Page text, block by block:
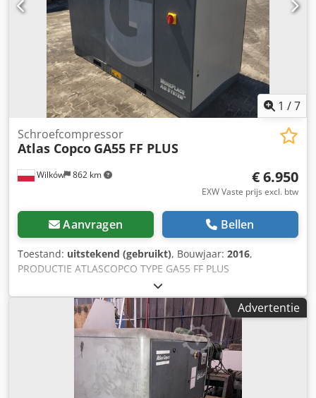
1 /7
Wilków 862 km
Schroefcompressor
Atlas Copco GA55 FF PLUS
€ 6.950
EXW Vaste prijs excl. btw
Aanvragen Bellen
Toestand: uitstekend (gebruikt), Bouwjaar: 2016,
PRODUCTIE ATLASCOPCO TYPE GA55 FF PLUS
SERIENUMMER API623768 JAAR 2016 VERMOGEN (kW) 55
CAPACITEIT (m3/min) 10,44 DRUK (bar) 8,25 UREN
(WERK/TOTAAL) FREQUENTIEOMFORMER nee
GEÏNTEGREERDE DROGER ja, R410a 1,05 kg KOELER nee
KOELING (LUCHT/WATER) lucht Csdpezmhtcjfx Antjrf OP
TANK nee DOCUMENTATIE nee AANSLUITING 2
NIEUW/GEBRUIKT GEBRUIKT
Advertentie